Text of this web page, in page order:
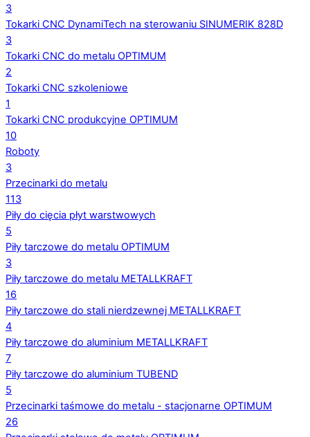
3
Tokarki CNC DynamiTech na sterowaniu SINUMERIK 828D
3
Tokarki CNC do metalu OPTIMUM
2
Tokarki CNC szkoleniowe
1
Tokarki CNC produkcyjne OPTIMUM
10
Roboty
3
Przecinarki do metalu
113
Piły do cięcia płyt warstwowych
5
Piły tarczowe do metalu OPTIMUM
3
Piły tarczowe do metalu METALLKRAFT
16
Piły tarczowe do stali nierdzewnej METALLKRAFT
4
Piły tarczowe do aluminium METALLKRAFT
7
Piły tarczowe do aluminium TUBEND
5
Przecinarki taśmowe do metalu - stacjonarne OPTIMUM
26